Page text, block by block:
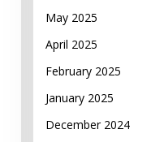
May 2025
April 2025
February 2025
January 2025
December 2024